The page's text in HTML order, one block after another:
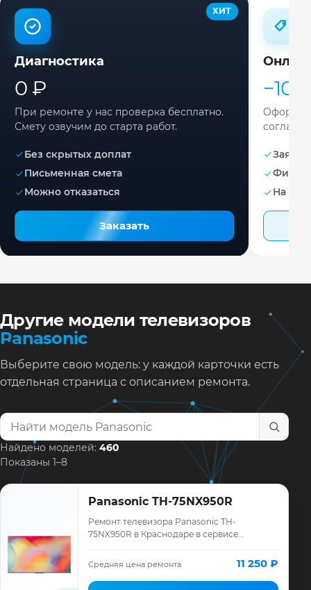
ХИТ
Диагностика
0 ₽
При ремонте у нас проверка бесплатно.
Смету озвучим до старта работ.
Без скрытых доплат
Письменная смета
Можно отказаться
Заказать
−10%
Заявка
На
Другие модели телевизоров
Panasonic
Выберите свою модель: у каждой карточки есть
отдельная страница с описанием ремонта.
Найти модель телевизора
Найдено моделей: 460
Показаны 1–8
Panasonic TH-75NX950R
Ремонт телевизора Panasonic TH-
75NX950R в Краснодаре в сервисе
Panasonic, смета до ремонта, запчасти и
гарантия до 12 мес…
Средняя цена ремонта 11 250 ₽